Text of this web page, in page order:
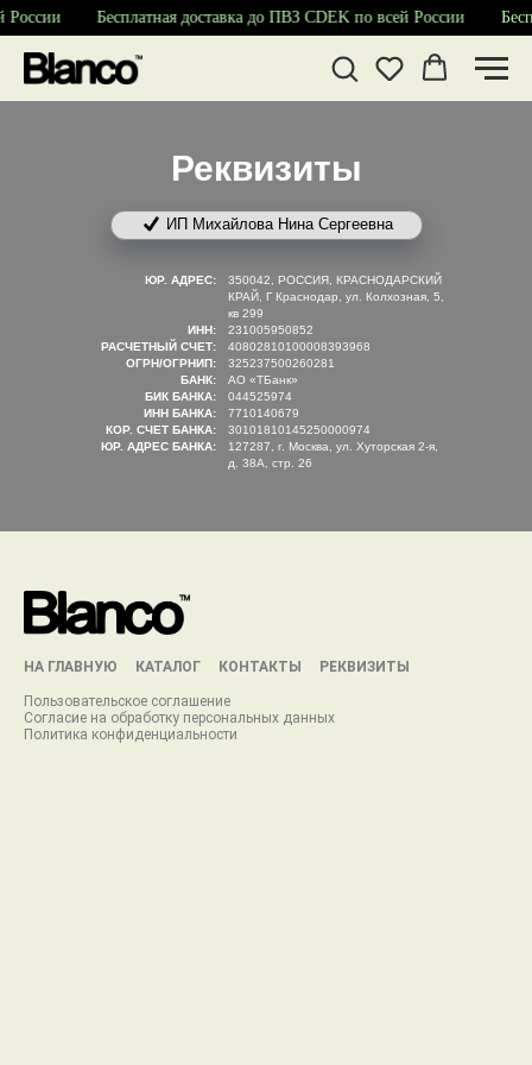
России Бесплатная доставка до ПВЗ CDEK по всей России
350042, РОССИЯ, КРАСНОДАРСКИЙ
КРАЙ, Г Краснодар, ул. Колхозная, 5,
кв 299
231005950852
40802810100008393968
325237500260281
АО «ТБанк»
044525974
7710140679
30101810145250000974
127287, г. Москва, ул. Хуторская 2-я,
д. 38А, стр. 26
ЮР. АДРЕС:
ИНН:
РАСЧЕТНЫЙ СЧЕТ:
ОГРН/ОГРНИП:
БАНК:
БИК БАНКА:
ИНН БАНКА:
КОР. СЧЕТ БАНКА:
ЮР. АДРЕС БАНКА:
Реквизиты
ИП Михайлова Нина Сергеевна
НА ГЛАВНУЮ КАТАЛОГ КОНТАКТЫ РЕКВИЗИТЫ
Пользовательское соглашение
Согласие на обработку персональных данных
Политика конфиденциальности